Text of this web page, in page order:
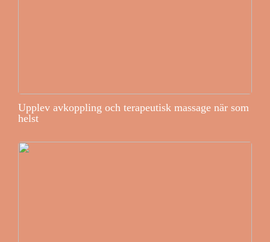
Upplev avkoppling och terapeutisk massage när som
helst